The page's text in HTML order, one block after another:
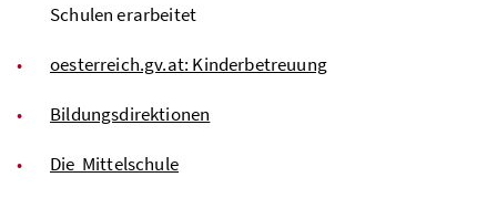
Schulen erarbeitet
oesterreich.gv.at: Kinderbetreuung
Bildungsdirektionen
Die Mittelschule